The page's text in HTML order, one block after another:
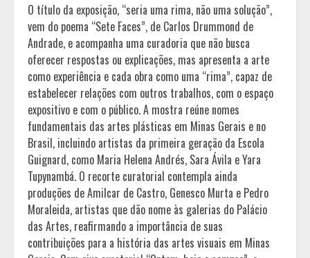
O título da exposição, “seria uma rima, não uma solução”,
vem do poema “Sete Faces”, de Carlos Drummond de
Andrade, e acompanha uma curadoria que não busca
oferecer respostas ou explicações, mas apresenta a arte
como experiência e cada obra como uma “rima”, capaz de
estabelecer relações com outros trabalhos, com o espaço
expositivo e com o público. A mostra reúne nomes
fundamentais das artes plásticas em Minas Gerais e no
Brasil, incluindo artistas da primeira geração da Escola
Guignard, como Maria Helena Andrés, Sara Ávila e Yara
Tupynambá. O recorte curatorial contempla ainda
produções de Amilcar de Castro, Genesco Murta e Pedro
Moraleida, artistas que dão nome às galerias do Palácio
das Artes, reafirmando a importância de suas
contribuições para a história das artes visuais em Minas